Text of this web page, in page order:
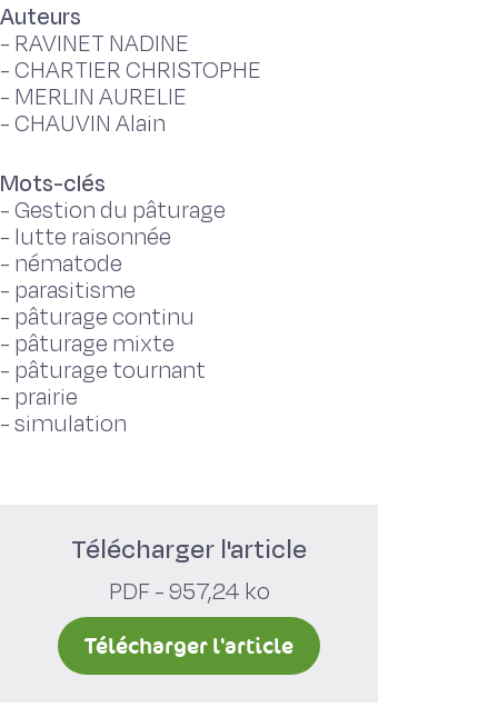
Auteurs
- RAVINET NADINE
-CHARTIER CHRISTOPHE
- MERLIN AURELIE
-CHAUVIN Alain
Mots-clés
-Gestion du pâturage
- lutte raisonnée
- nématode
- parasitisme
- pâturage continu
- pâturage mixte
- pâturage tournant
- prairie
-simulation
Télécharger l'article
PDF - 957,24 ko
Télécharger l'article